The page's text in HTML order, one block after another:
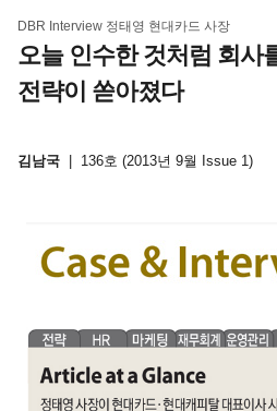
DBR Interview 정태영 현대카드 사장
오늘 인수한 것처럼 회사
전략이 쏟아졌다
김남국 136호 (2013년 9월 Issue 1)